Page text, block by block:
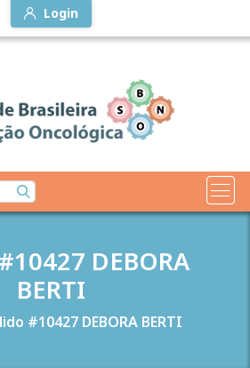
Login
DEBORA
BERTI
#10427 DEBORA BERTI